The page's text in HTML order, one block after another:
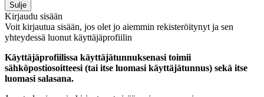
Sulje
Kirjaudu sisään
Voit kirjautua sisään, jos olet jo aiemmin rekisteröitynyt ja sen
yhteydessä luonut käyttäjäprofiilin
Käyttäjäprofiilissa käyttäjätunnuksenasi toimii
sähköpostiosoitteesi (tai itse luomasi käyttäjätunnus) sekä itse
luomasi salasana.